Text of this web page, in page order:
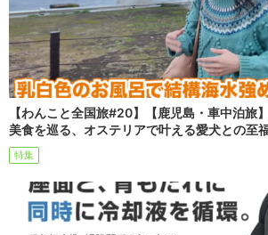
【わんこと全国旅#20】【鹿児島・車中泊旅
美食を巡る、オステリアで叶える愛犬との至
特集